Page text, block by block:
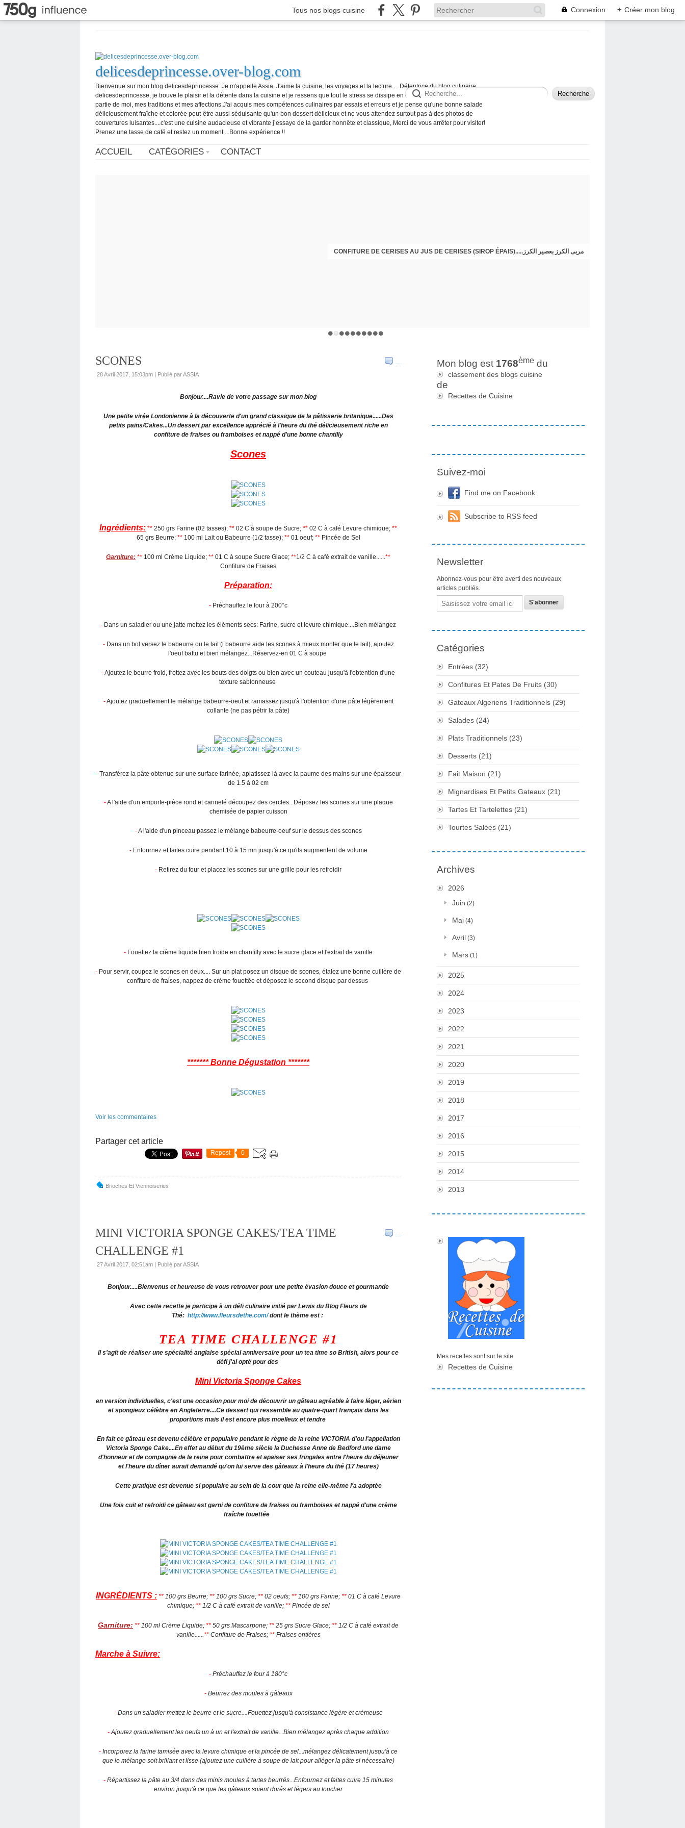
Tous nos blogs cuisine Connexion + Créer mon blog
delicesdeprincesse.over-blog.com
Bienvenue sur mon blog delicesdeprincesse. Je m'appelle Assia. J'aime la cuisine, les voyages et la lecture.....Détentrice du blog culinaire
delicesdeprincesse, je trouve le plaisir et la détente dans la cuisine et je ressens que tout le stress se dissipe en cuisinant.....Vous trouverez une
partie de moi, mes traditions et mes affections.J'ai acquis mes compétences culinaires par essais et erreurs et je pense qu'une bonne salade
délicieusement fraîche et colorée peut-être aussi séduisante qu'un bon dessert délicieux et ne vous attendez surtout pas à des photos de
couvertures luisantes....c'est une cuisine audacieuse et vibrante j’essaye de la garder honnête et classique, Merci de vous arrêter pour visiter!
Prenez une tasse de café et restez un moment ...Bonne expérience !!
ACCUEIL CATÉGORIES CONTACT
CONFITURE DE CERISES AU JUS DE CERISES (SIROP ÉPAIS).....مربى الكرز بعصير الكرز
…
SCONES
28 Avril 2017, 15:03pm | Publié par ASSIA
Bonjour....Ravie de votre passage sur mon blog
Une petite virée Londonienne à la découverte d'un grand classique de la pâtisserie britanique......Des
petits pains/Cakes...Un dessert par excellence apprécié à l'heure du thé délicieusement riche en
confiture de fraises ou framboises et nappé d'une bonne chantilly
Scones
Ingrédients: ** 250 grs Farine (02 tasses); ** 02 C à soupe de Sucre; ** 02 C à café Levure chimique; **
65 grs Beurre; ** 100 ml Lait ou Babeurre (1/2 tasse); **01 oeuf; **Pincée de Sel
Garniture: ** 100 ml Crème Liquide; ** 01 C à soupe Sucre Glace; **1/2 C à café extrait de vanille......**
Confiture de Fraises
Préparation:
- Préchauffez le four à 200°c
- Dans un saladier ou une jatte mettez les éléments secs: Farine, sucre et levure chimique....Bien mélangez
-Dans un bol versez le babeurre ou le lait (l babeurre aide les scones à mieux monter que le lait), ajoutez
l'oeuf battu et bien mélangez...Réservez-en 01 C à soupe
-Ajoutez le beurre froid, frottez avec les bouts des doigts ou bien avec un couteau jusqu'à l'obtention d'une
texture sablonneuse
-Ajoutez graduellement le mélange babeurre-oeuf et ramassez jusqu'à l'obtention d'une pâte légèrement
collante (ne pas pétrir la pâte)
- Transférez la pâte obtenue sur une surface farinée, aplatissez-là avec la paume des mains sur une épaisseur
de 1.5 à 02 cm
-A l'aide d'un emporte-pièce rond et cannelé découpez des cercles...Déposez les scones sur une plaque
chemisée de papier cuisson
-A l'aide d'un pinceau passez le mélange babeurre-oeuf sur le dessus des scones
-Enfournez et faites cuire pendant 10 à 15 mn jusqu'à ce qu'ils augmentent de volume
- Retirez du four et placez les scones sur une grille pour les refroidir
- Fouettez la crème liquide bien froide en chantilly avec le sucre glace et l'extrait de vanille
- Pour servir, coupez le scones en deux.... Sur un plat posez un disque de scones, étalez une bonne cuillère de
confiture de fraises, nappez de crème fouettée et déposez le second disque par dessus
******* Bonne Dégustation *******
Voir les commentaires
Partager cet article
Repost 0
Brioches Et Viennoiseries
…
MINI VICTORIA SPONGE CAKES/TEA TIME
CHALLENGE #1
27 Avril 2017, 02:51am | Publié par ASSIA
Bonjour.....Bienvenus et heureuse de vous retrouver pour une petite évasion douce et gourmande
Avec cette recette je participe à un défi culinaire initié par Lewis du Blog Fleurs de
Thé: http://www.fleursdethe.com/dont le thème est :
TEA TIME CHALLENGE #1
Il s'agit de réaliser une spécialité anglaise spécial anniversaire pour un tea time so British, alors pour ce
défi j'ai opté pour des
Mini Victoria Sponge Cakes
en version individuelles, c'est une occasion pour moi de découvrir un gâteau agréable à faire léger, aérien
et spongieux célèbre en Angleterre....Ce dessert qui ressemble au quatre-quart français dans les
proportions mais il est encore plus moelleux et tendre
En fait ce gâteau est devenu célèbre et populaire pendant le règne de la reine VICTORIA d'ou l'appellation
Victoria Sponge Cake....En effet au début du 19ème siècle la Duchesse Anne de Bedford une dame
d'honneur et de compagnie de la reine pour combattre et apaiser ses fringales entre l'heure du déjeuner
et l'heure du dîner aurait demandé qu'on lui serve des gâteaux à l'heure du thé (17 heures)
Cette pratique est devenue si populaire au sein de la cour que la reine elle-même l'a adoptée
Une fois cuit et refroidi ce gâteau est garni de confiture de fraises ou framboises et nappé d'une crème
fraîche fouettée
INGRÉDIENTS : ** 100 grs Beurre; ** 100 grs Sucre; ** 02 oeufs; ** 100 grs Farine; ** 01 C à café Levure
chimique; **1/2 C à café extrait de vanille; **Pincée de sel
Garniture: ** 100 ml Crème Liquide; ** 50 grs Mascarpone; ** 25 grs Sucre Glace; ** 1/2 C à café extrait de
vanille......**Confiture de Fraises; **Fraises entières
Marche à Suivre:
- Préchauffez le four à 180°c
-Beurrez des moules à gâteaux
-Dans un saladier mettez le beurre et le sucre....Fouettez jusqu'à consistance légère et crémeuse
-Ajoutez graduellement les oeufs un à un et l'extrait de vanille...Bien mélangez après chaque addition
- Incorporez la farine tamisée avec la levure chimique et la pincée de sel...mélangez délicatement jusqu'à ce
que le mélange soit brillant et lisse (ajoutez une cuillère à soupe de lait pour alléger la pâte si nécessaire)
- Répartissez la pâte au 3/4 dans des minis moules à tartes beurrés...Enfournez et faites cuire 15 minutes
environ jusqu'à ce que les gâteaux soient dorés et légers au toucher
Mon blog est 1768ème du
classement des blogs cuisine
de
Recettes de Cuisine
Suivez-moi
Find me on Facebook
Subscribe to RSS feed
Newsletter
Abonnez-vous pour être averti des nouveaux
articles publiés.
Email
Catégories
Entrées (32)
Confitures Et Pates De Fruits (30)
Gateaux Algeriens Traditionnels (29)
Salades (24)
Plats Traditionnels (23)
Desserts (21)
Fait Maison (21)
Mignardises Et Petits Gateaux (21)
Tartes Et Tartelettes (21)
Tourtes Salées (21)
Archives
2026
Juin (2)
Mai (4)
Avril (3)
Mars (1)
2025
2024
2023
2022
2021
2020
2019
2018
2017
2016
2015
2014
2013
Mes recettes sont sur le site
Recettes de Cuisine